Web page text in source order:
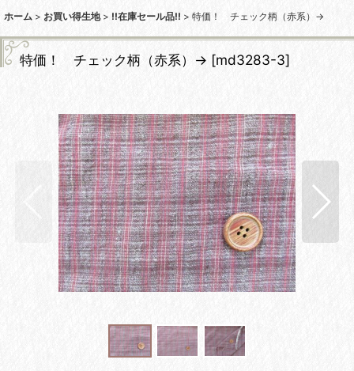
ホーム > お買い得生地 > !!在庫セール品!! > 特価！ チェック柄（赤系）→
特価！ チェック柄（赤系）→ [md3283-3]